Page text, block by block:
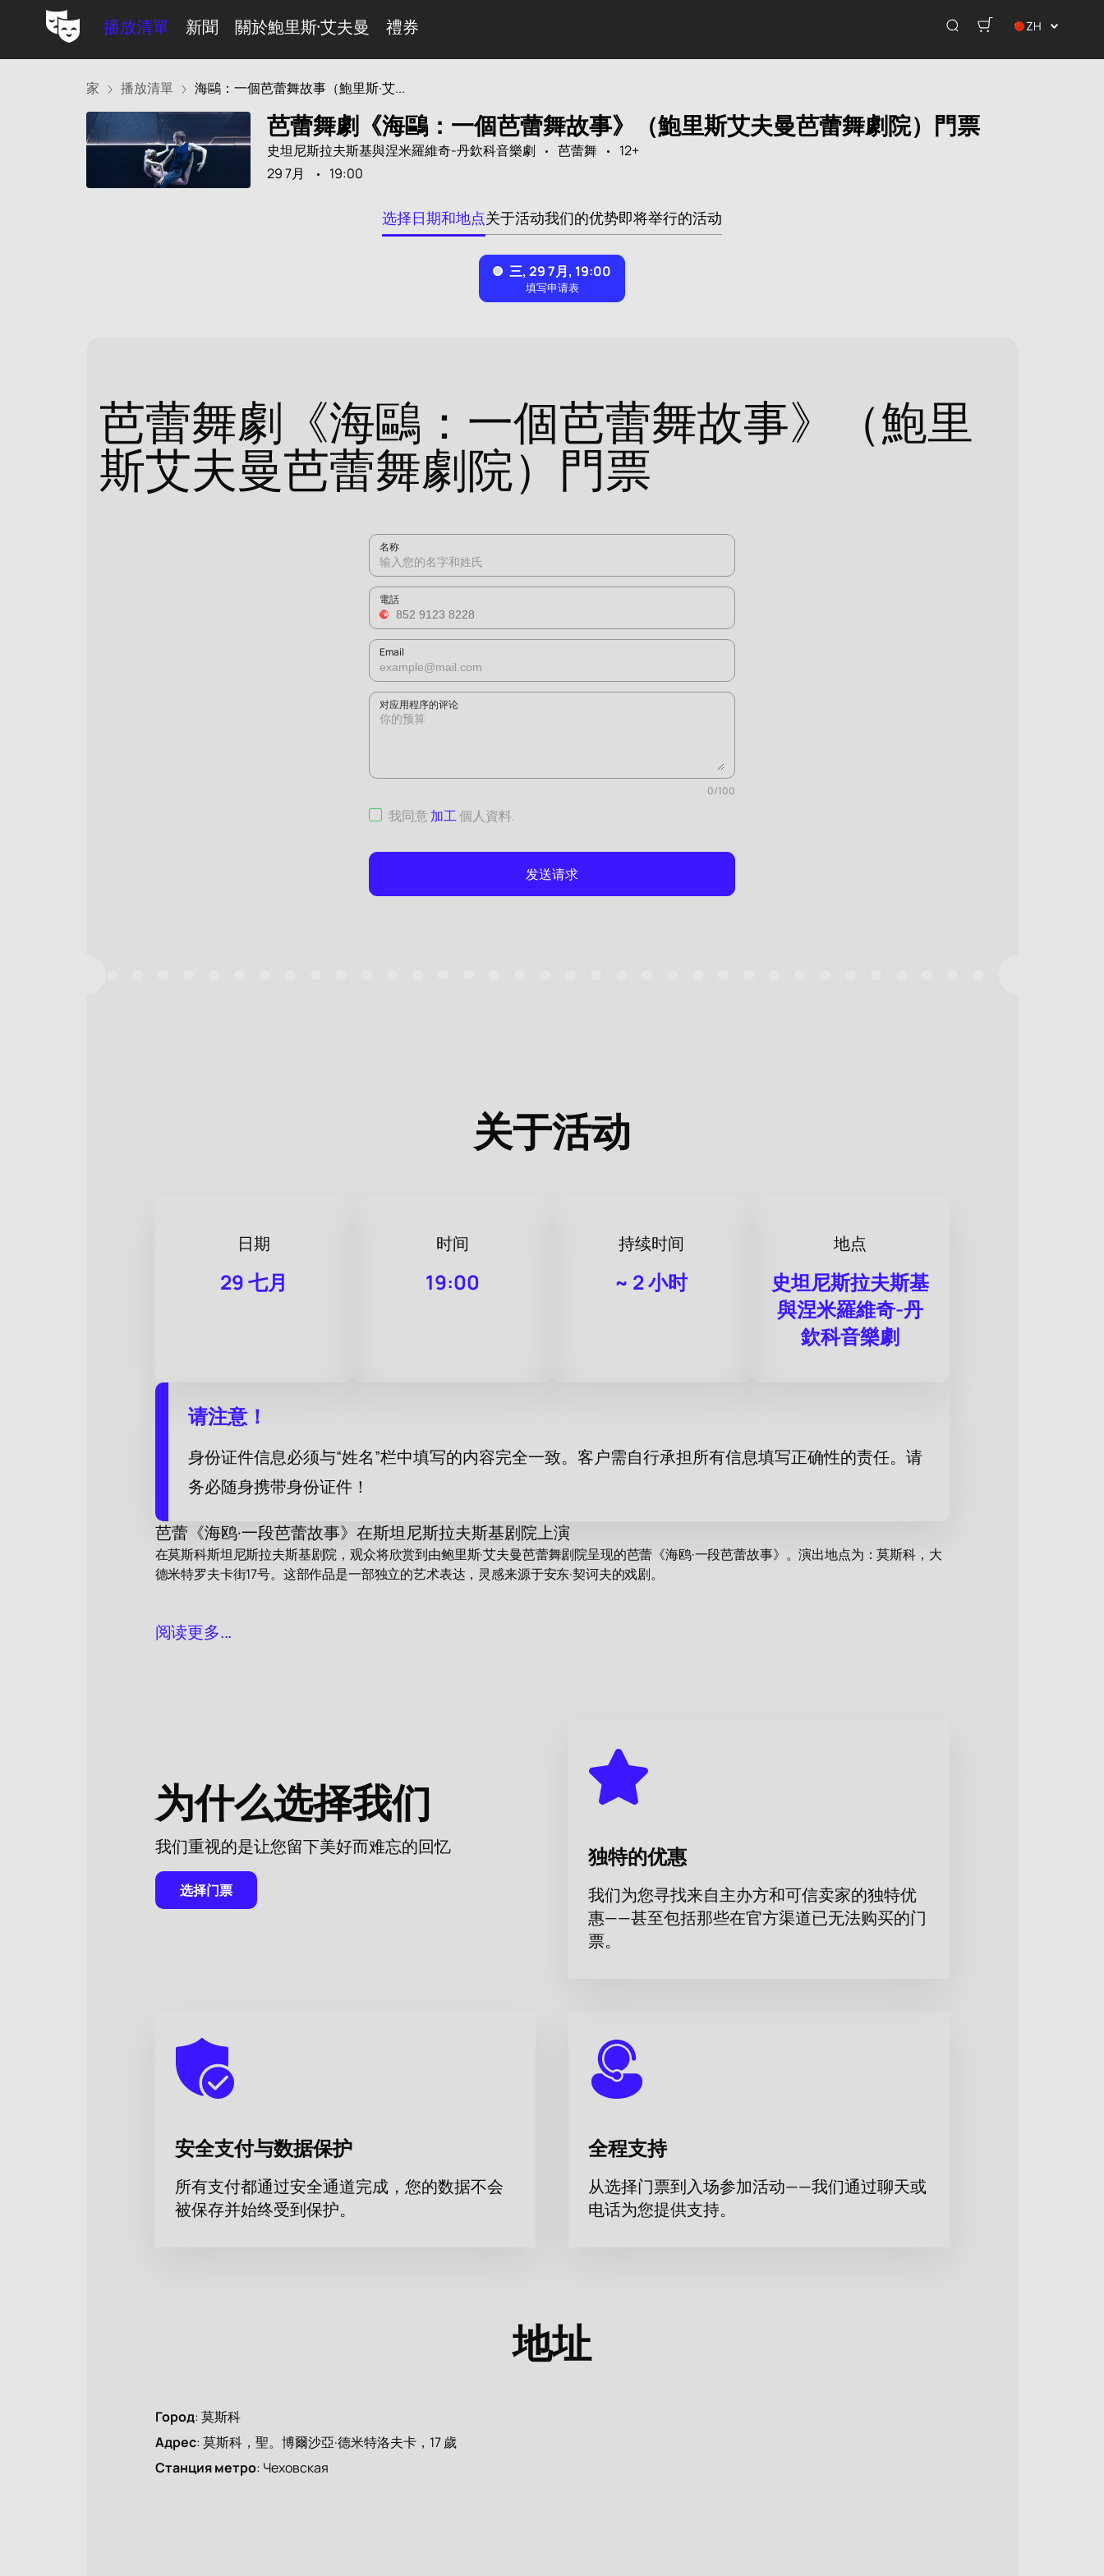
播放清單 新聞 關於鮑里斯·艾夫曼 禮券 ZH
家 播放清單 海鷗：一個芭蕾舞故事（鮑里斯·艾...
芭蕾舞劇《海鷗：一個芭蕾舞故事》（鮑里斯艾夫曼芭蕾舞劇院）門票
史坦尼斯拉夫斯基與涅米羅維奇-丹欽科音樂劇 芭蕾舞
12+
29 7月
19:00
选择日期和地点关于活动我们的优势即将举行的活动
芭蕾舞劇《海鷗：一個芭蕾舞故事》（鮑里
斯艾夫曼芭蕾舞劇院）門票
名称
電話
Email
对应用程序的评论
0/100
我同意 加工個人資料.
发送请求
关于活动
日期
29 七月
时间
19:00
持续时间
~ 2 小时
地点
史坦尼斯拉夫斯基
與涅米羅維奇-丹
欽科音樂劇
请注意！
身份证件信息必须与“姓名”栏中填写的内容完全一致。客户需自行承担所有信息填写正确性的责任。请
务必随身携带身份证件！
芭蕾《海鸥·一段芭蕾故事》在斯坦尼斯拉夫斯基剧院上演
在莫斯科斯坦尼斯拉夫斯基剧院，观众将欣赏到由鲍里斯·艾夫曼芭蕾舞剧院呈现的芭蕾《海鸥·一段芭蕾故事》。演出地点为：莫斯科，大
德米特罗夫卡街17号。这部作品是一部独立的艺术表达，灵感来源于安东·契诃夫的戏剧。
演出将观众带入幕后世界，在那里舞台与现实生活紧密交织。艺术探索与个人悲剧并存，爱情与嫉妒成为艺术创作过程的一部分。鲍里斯·
作者风格的演变
《海鸥·一段芭蕾故事》创作于剧团成立45周年之际，体现了编舞家多年来的艺术探索之路。作品融合了过往经验与新的艺术表达，彰显了
演出门票购买
在线购票即可购买在斯坦尼斯拉夫斯基剧院上演的芭蕾《海鸥·一段芭蕾故事》，并选择合适的观众席座位。我们将协助您完成购票流程，
并提前规划观演这部标志性作品。
阅读更多...
为什么选择我们
我们重视的是让您留下美好而难忘的回忆
选择门票
独特的优惠
我们为您寻找来自主办方和可信卖家的独特优
惠——甚至包括那些在官方渠道已无法购买的门
票。
安全支付与数据保护
所有支付都通过安全通道完成，您的数据不会
被保存并始终受到保护。
全程支持
从选择门票到入场参加活动——我们通过聊天或
电话为您提供支持。
地址
Город:莫斯科
Адрес:莫斯科，聖。博爾沙亞·德米特洛夫卡，17 歲
Станция метро: Чеховская